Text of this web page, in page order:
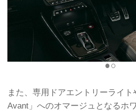
また、専用ドアエントリーライ
Avant」へのオマージュとなるホ